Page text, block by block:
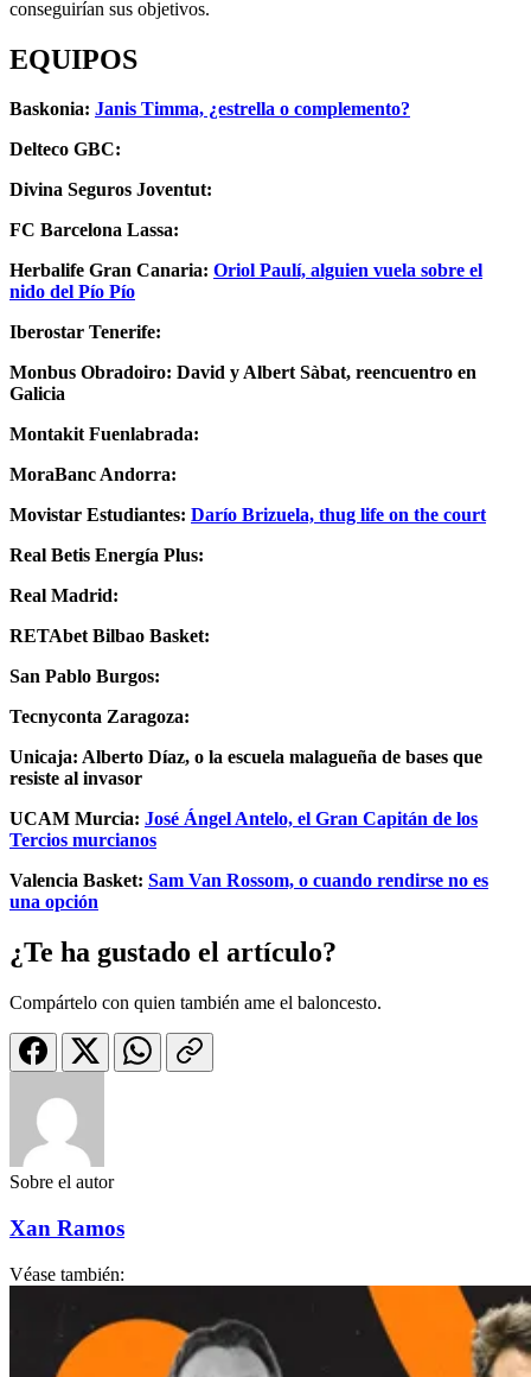
conseguirían sus objetivos.
EQUIPOS
Baskonia: Janis Timma, ¿estrella o complemento?
Delteco GBC:
Divina Seguros Joventut:
FC Barcelona Lassa:
Herbalife Gran Canaria: Oriol Paulí, alguien vuela sobre el
nido del Pío Pío
Iberostar Tenerife:
Monbus Obradoiro: David y Albert Sàbat, reencuentro en
Galicia
Montakit Fuenlabrada:
MoraBanc Andorra:
Movistar Estudiantes: Darío Brizuela, thug life on the court
Real Betis Energía Plus:
Real Madrid:
RETAbet Bilbao Basket:
San Pablo Burgos:
Tecnyconta Zaragoza:
Unicaja: Alberto Díaz, o la escuela malagueña de bases que
resiste al invasor
UCAM Murcia: José Ángel Antelo, el Gran Capitán de los
Tercios murcianos
Valencia Basket: Sam Van Rossom, o cuando rendirse no es
una opción
¿Te ha gustado el artículo?
Compártelo con quien también ame el baloncesto.
Sobre el autor
Xan Ramos
Véase también: